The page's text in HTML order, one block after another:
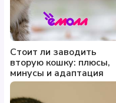
Стоит ли заводить
вторую кошку: плюсы,
минусы и адаптация